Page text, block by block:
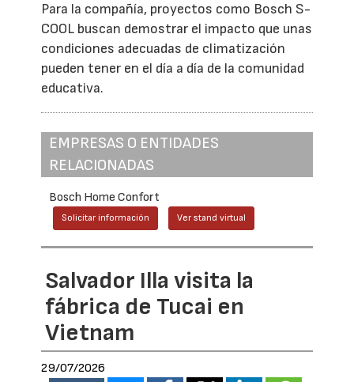
Para la compañía, proyectos como Bosch S-
COOL buscan demostrar el impacto que unas
condiciones adecuadas de climatización
pueden tener en el día a día de la comunidad
educativa.
EMPRESAS O ENTIDADES
RELACIONADAS
Bosch Home Confort
Solicitar información Ver stand virtual
Salvador Illa visita la
fábrica de Tucai en
Vietnam
29/07/2026